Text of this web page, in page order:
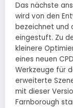
Das nächste
wird von den
bezeichnet und
eingestuft. Zu
kleinere
eines neuen
Werkzeuge für
erweiterte
mit dieser
Farnborough